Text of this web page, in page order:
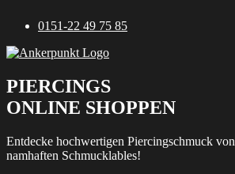
Inhalt
0151-22 49 75 85
PIERCINGS
ONLINE SHOPPEN
Entdecke hochwertigen Piercingschmuck von
namhaften Schmucklables!